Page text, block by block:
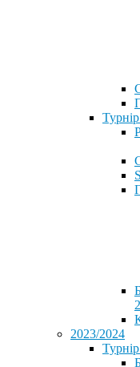
2023/2024